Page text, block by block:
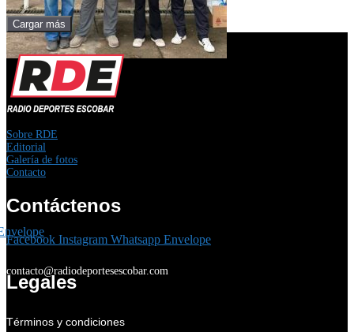
Cargar más
Sobre RDE
Editorial
Galería de fotos
Contacto
Contáctenos
Facebook Instagram Whatsapp Envelope
contacto@radiodeportesescobar.com
Legales
Términos y condiciones